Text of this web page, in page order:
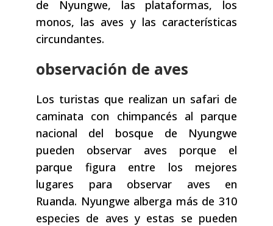
de Nyungwe, las plataformas, los
monos, las aves y las características
circundantes.
observación de aves
Los turistas que realizan un safari de
caminata con chimpancés al parque
nacional del bosque de Nyungwe
pueden observar aves porque el
parque figura entre los mejores
lugares para observar aves en
Ruanda. Nyungwe alberga más de 310
especies de aves y estas se pueden